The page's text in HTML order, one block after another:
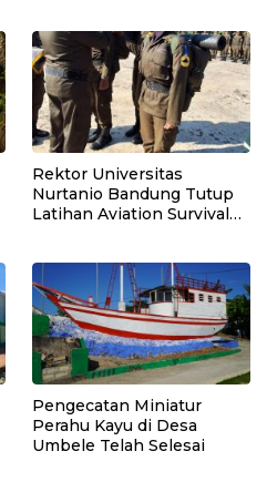
Rektor Universitas
Nurtanio Bandung Tutup
Latihan Aviation Survival
Pengecatan Miniatur
Perahu Kayu di Desa
Umbele Telah Selesai